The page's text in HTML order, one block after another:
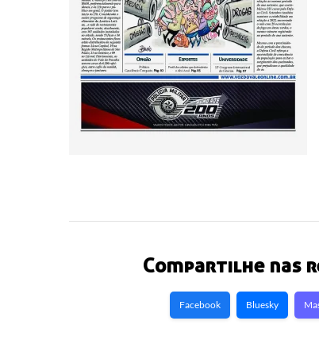
Compartilhe nas
Facebook Bluesky